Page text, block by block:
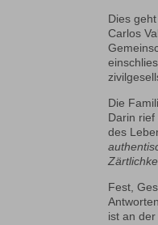
Dies
Carlos
Die
Darin
des
Fest,
ist an der